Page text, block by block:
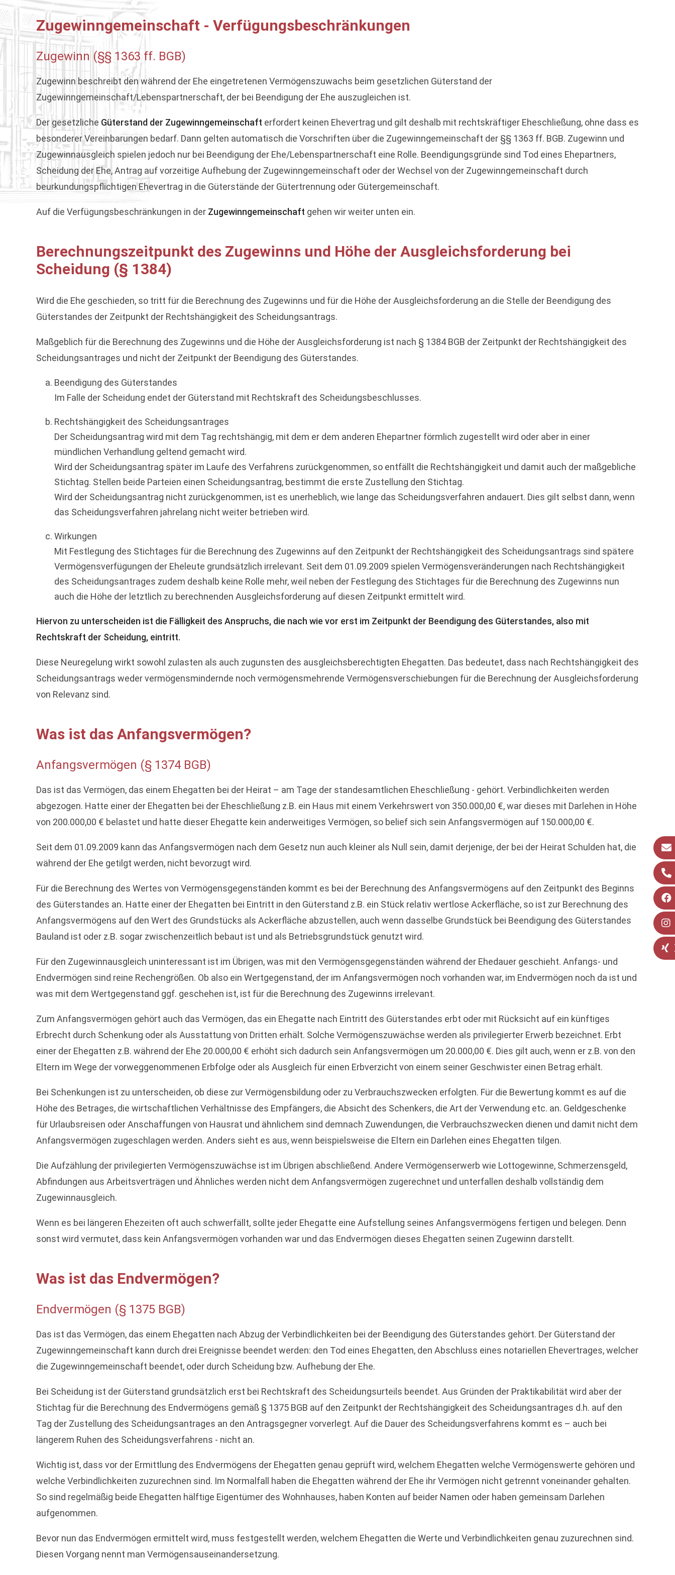
Zugewinngemeinschaft - Verfügungsbeschränkungen
Zugewinn (§§ 1363 ff. BGB)
Zugewinn beschreibt den während der Ehe eingetretenen Vermögenszuwachs beim gesetzlichen Güterstand der
Zugewinngemeinschaft/Lebenspartnerschaft, der bei Beendigung der Ehe auszugleichen ist.
Der gesetzliche Güterstand der Zugewinngemeinschaft erfordert keinen Ehevertrag und gilt deshalb mit rechtskräftiger Eheschließung, ohne dass es
besonderer Vereinbarungen bedarf. Dann gelten automatisch die Vorschriften über die Zugewinngemeinschaft der §§ 1363 ff. BGB. Zugewinn und
Zugewinnausgleich spielen jedoch nur bei Beendigung der Ehe/Lebenspartnerschaft eine Rolle. Beendigungsgründe sind Tod eines Ehepartners,
Scheidung der Ehe, Antrag auf vorzeitige Aufhebung der Zugewinngemeinschaft oder der Wechsel von der Zugewinngemeinschaft durch
beurkundungspflichtigen Ehevertrag in die Güterstände der Gütertrennung oder Gütergemeinschaft.
Auf die Verfügungsbeschränkungen in der Zugewinngemeinschaft gehen wir weiter unten ein.
Berechnungszeitpunkt des Zugewinns und Höhe der Ausgleichsforderung bei
Scheidung (§ 1384)
Wird die Ehe geschieden, so tritt für die Berechnung des Zugewinns und für die Höhe der Ausgleichsforderung an die Stelle der Beendigung des
Güterstandes der Zeitpunkt der Rechtshängigkeit des Scheidungsantrags.
Maßgeblich für die Berechnung des Zugewinns und die Höhe der Ausgleichsforderung ist nach § 1384 BGB der Zeitpunkt der Rechtshängigkeit des
Scheidungsantrages und nicht der Zeitpunkt der Beendigung des Güterstandes.
Beendigung des Güterstandes
Im Falle der Scheidung endet der Güterstand mit Rechtskraft des Scheidungsbeschlusses.
Rechtshängigkeit des Scheidungsantrages
Der Scheidungsantrag wird mit dem Tag rechtshängig, mit dem er dem anderen Ehepartner förmlich zugestellt wird oder aber in einer
mündlichen Verhandlung geltend gemacht wird.
Wird der Scheidungsantrag später im Laufe des Verfahrens zurückgenommen, so entfällt die Rechtshängigkeit und damit auch der maßgebliche
Stichtag. Stellen beide Parteien einen Scheidungsantrag, bestimmt die erste Zustellung den Stichtag.
Wird der Scheidungsantrag nicht zurückgenommen, ist es unerheblich, wie lange das Scheidungsverfahren andauert. Dies gilt selbst dann, wenn
das Scheidungsverfahren jahrelang nicht weiter betrieben wird.
Wirkungen
Mit Festlegung des Stichtages für die Berechnung des Zugewinns auf den Zeitpunkt der Rechtshängigkeit des Scheidungsantrags sind spätere
Vermögensverfügungen der Eheleute grundsätzlich irrelevant. Seit dem 01.09.2009 spielen Vermögensveränderungen nach Rechtshängigkeit
des Scheidungsantrages zudem deshalb keine Rolle mehr, weil neben der Festlegung des Stichtages für die Berechnung des Zugewinns nun
auch die Höhe der letztlich zu berechnenden Ausgleichsforderung auf diesen Zeitpunkt ermittelt wird.
Hiervon zu unterscheiden ist die Fälligkeit des Anspruchs, die nach wie vor erst im Zeitpunkt der Beendigung des Güterstandes, also mit
Rechtskraft der Scheidung, eintritt.
Diese Neuregelung wirkt sowohl zulasten als auch zugunsten des ausgleichsberechtigten Ehegatten. Das bedeutet, dass nach Rechtshängigkeit des
Scheidungsantrags weder vermögensmindernde noch vermögensmehrende Vermögensverschiebungen für die Berechnung der Ausgleichsforderung
von Relevanz sind.
Was ist das Anfangsvermögen?
Anfangsvermögen (§ 1374 BGB)
Das ist das Vermögen, das einem Ehegatten bei der Heirat – am Tage der standesamtlichen Eheschließung - gehört. Verbindlichkeiten werden
abgezogen. Hatte einer der Ehegatten bei der Eheschließung z.B. ein Haus mit einem Verkehrswert von 350.000,00 €, war dieses mit Darlehen in Höhe
von 200.000,00 € belastet und hatte dieser Ehegatte kein anderweitiges Vermögen, so belief sich sein Anfangsvermögen auf 150.000,00 €.
Seit dem 01.09.2009 kann das Anfangsvermögen nach dem Gesetz nun auch kleiner als Null sein, damit derjenige, der bei der Heirat Schulden hat, die
während der Ehe getilgt werden, nicht bevorzugt wird.
Für die Berechnung des Wertes von Vermögensgegenständen kommt es bei der Berechnung des Anfangsvermögens auf den Zeitpunkt des Beginns
des Güterstandes an. Hatte einer der Ehegatten bei Eintritt in den Güterstand z.B. ein Stück relativ wertlose Ackerfläche, so ist zur Berechnung des
Anfangsvermögens auf den Wert des Grundstücks als Ackerfläche abzustellen, auch wenn dasselbe Grundstück bei Beendigung des Güterstandes
Bauland ist oder z.B. sogar zwischenzeitlich bebaut ist und als Betriebsgrundstück genutzt wird.
Für den Zugewinnausgleich uninteressant ist im Übrigen, was mit den Vermögensgegenständen während der Ehedauer geschieht. Anfangs- und
Endvermögen sind reine Rechengrößen. Ob also ein Wertgegenstand, der im Anfangsvermögen noch vorhanden war, im Endvermögen noch da ist und
was mit dem Wertgegenstand ggf. geschehen ist, ist für die Berechnung des Zugewinns irrelevant.
Zum Anfangsvermögen gehört auch das Vermögen, das ein Ehegatte nach Eintritt des Güterstandes erbt oder mit Rücksicht auf ein künftiges
Erbrecht durch Schenkung oder als Ausstattung von Dritten erhält. Solche Vermögenszuwächse werden als privilegierter Erwerb bezeichnet. Erbt
einer der Ehegatten z.B. während der Ehe 20.000,00 € erhöht sich dadurch sein Anfangsvermögen um 20.000,00 €. Dies gilt auch, wenn er z.B. von den
Eltern im Wege der vorweggenommenen Erbfolge oder als Ausgleich für einen Erbverzicht von einem seiner Geschwister einen Betrag erhält.
Bei Schenkungen ist zu unterscheiden, ob diese zur Vermögensbildung oder zu Verbrauchszwecken erfolgten. Für die Bewertung kommt es auf die
Höhe des Betrages, die wirtschaftlichen Verhältnisse des Empfängers, die Absicht des Schenkers, die Art der Verwendung etc. an. Geldgeschenke
für Urlaubsreisen oder Anschaffungen von Hausrat und ähnlichem sind demnach Zuwendungen, die Verbrauchszwecken dienen und damit nicht dem
Anfangsvermögen zugeschlagen werden. Anders sieht es aus, wenn beispielsweise die Eltern ein Darlehen eines Ehegatten tilgen.
Die Aufzählung der privilegierten Vermögenszuwächse ist im Übrigen abschließend. Andere Vermögenserwerb wie Lottogewinne, Schmerzensgeld,
Abfindungen aus Arbeitsverträgen und Ähnliches werden nicht dem Anfangsvermögen zugerechnet und unterfallen deshalb vollständig dem
Zugewinnausgleich.
Wenn es bei längeren Ehezeiten oft auch schwerfällt, sollte jeder Ehegatte eine Aufstellung seines Anfangsvermögens fertigen und belegen. Denn
sonst wird vermutet, dass kein Anfangsvermögen vorhanden war und das Endvermögen dieses Ehegatten seinen Zugewinn darstellt.
Was ist das Endvermögen?
Endvermögen (§ 1375 BGB)
Das ist das Vermögen, das einem Ehegatten nach Abzug der Verbindlichkeiten bei der Beendigung des Güterstandes gehört. Der Güterstand der
Zugewinngemeinschaft kann durch drei Ereignisse beendet werden: den Tod eines Ehegatten, den Abschluss eines notariellen Ehevertrages, welcher
die Zugewinngemeinschaft beendet, oder durch Scheidung bzw. Aufhebung der Ehe.
Bei Scheidung ist der Güterstand grundsätzlich erst bei Rechtskraft des Scheidungsurteils beendet. Aus Gründen der Praktikabilität wird aber der
Stichtag für die Berechnung des Endvermögens gemäß § 1375 BGB auf den Zeitpunkt der Rechtshängigkeit des Scheidungsantrages d.h. auf den
Tag der Zustellung des Scheidungsantrages an den Antragsgegner vorverlegt. Auf die Dauer des Scheidungsverfahrens kommt es – auch bei
längerem Ruhen des Scheidungsverfahrens - nicht an.
Wichtig ist, dass vor der Ermittlung des Endvermögens der Ehegatten genau geprüft wird, welchem Ehegatten welche Vermögenswerte gehören und
welche Verbindlichkeiten zuzurechnen sind. Im Normalfall haben die Ehegatten während der Ehe ihr Vermögen nicht getrennt voneinander gehalten.
So sind regelmäßig beide Ehegatten hälftige Eigentümer des Wohnhauses, haben Konten auf beider Namen oder haben gemeinsam Darlehen
aufgenommen.
Bevor nun das Endvermögen ermittelt wird, muss festgestellt werden, welchem Ehegatten die Werte und Verbindlichkeiten genau zuzurechnen sind.
Diesen Vorgang nennt man Vermögensauseinandersetzung.